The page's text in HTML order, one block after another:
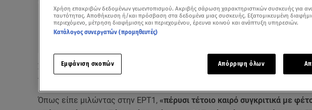
Δείτε περισσότερα άρθρα μας στα αποτελέσματα αναζήτησης
Σύσταση στους πολίτες να κάνουν τεστ πριν φύγουν για διακοπές
πρόεδρος ΕΙΝΑΠ
Όπως είπε μιλώντας στην ΕΡΤ1, «πέρυσι τέτοιο καιρό συγκριτικά με
Χρήση επακριβών δεδομένων γεωεντοπισμού. Ακριβής σάρωση χαρακτηριστικών συσκευής για
ταυτότητας. Αποθήκευση ή/και πρόσβαση στα δεδομένα μιας συσκευής. Εξατομικευμένη
περιεχόμενο, μέτρηση διαφήμισης και περιεχομένου, έρευνα κοινού και ανάπτυξη υπηρεσιών.
Κατάλογος συνεργατών (προμηθευτές)
Εμφάνιση σκοπών Απόρριψη όλων